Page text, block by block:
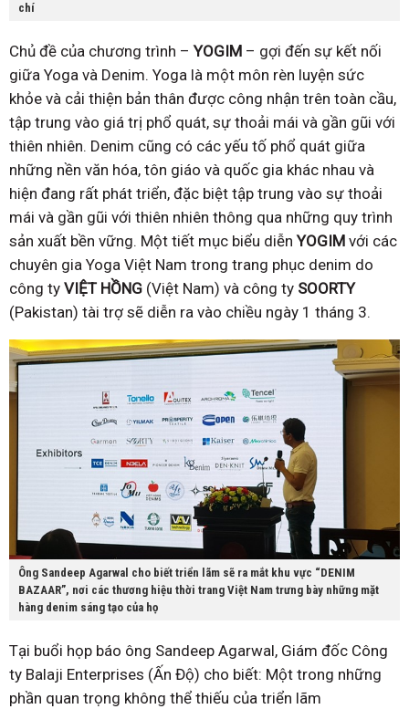
chí
Chủ đề của chương trình –YOGIM – gợi đến sự kết nối
giữa Yoga và Denim. Yoga là một môn rèn luyện sức
khỏe và cải thiện bản thân được công nhận trên toàn cầu,
tập trung vào giá trị phổ quát, sự thoải mái và gần gũi với
thiên nhiên. Denim cũng có các yếu tố phổ quát giữa
những nền văn hóa, tôn giáo và quốc gia khác nhau và
hiện đang rất phát triển, đặc biệt tập trung vào sự thoải
mái và gần gũi với thiên nhiên thông qua những quy trình
sản xuất bền vững. Một tiết mục biểu diễnYOGIM với các
chuyên gia Yoga Việt Nam trong trang phục denim do
công ty VIỆT HỒNG (Việt Nam) và công ty SOORTY
(Pakistan) tài trợ sẽ diễn ra vào chiều ngày 1 tháng 3.
Ông Sandeep Agarwal cho biết triển lãm sẽ ra mắt khu vực “DENIM
BAZAAR”, nơi các thương hiệu thời trang Việt Nam trưng bày những mặt
hàng denim sáng tạo của họ
Tại buổi họp báo ông Sandeep Agarwal, Giám đốc Công
ty Balaji Enterprises (Ấn Độ) cho biết: Một trong những
phần quan trọng không thể thiếu của triển lãm